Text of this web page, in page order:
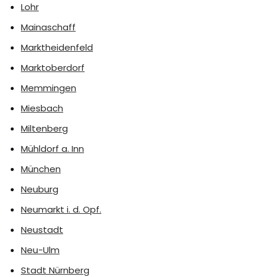
Lohr
Mainaschaff
Marktheidenfeld
Marktoberdorf
Memmingen
Miesbach
Miltenberg
Mühldorf a. Inn
München
Neuburg
Neumarkt i. d. Opf.
Neustadt
Neu-Ulm
Stadt Nürnberg